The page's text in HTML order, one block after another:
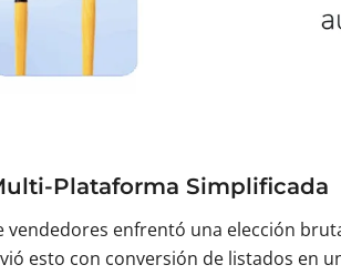
Plataforma Simplificada
vendedores enfrentó una elección
esto con conversión de listados en